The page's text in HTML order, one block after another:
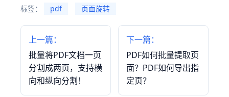
标签： pdf 页面旋转
上一篇：
批量将PDF文档一页
分割成两页，支持横
向和纵向分割！
下一篇：
PDF如何批量提取页
面？PDF如何导出指
定页？